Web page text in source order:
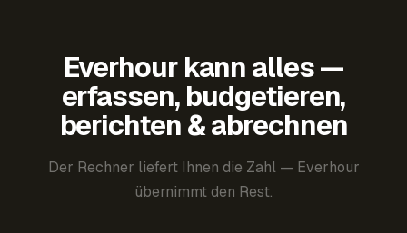
Everhour kann alles —
erfassen, budgetieren,
berichten & abrechnen
Der Rechner liefert Ihnen die Zahl — Everhour
übernimmt den Rest.